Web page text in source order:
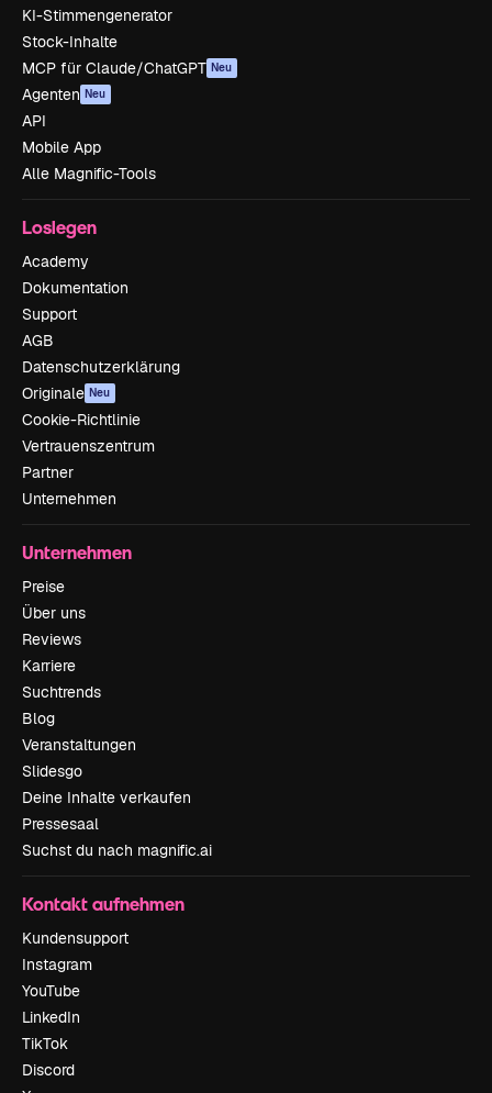
KI-Stimmengenerator
Stock-Inhalte
MCP für Claude/ChatGPT Neu
Agenten Neu
API
Mobile App
Alle Magnific-Tools
Loslegen
Academy
Dokumentation
Support
AGB
Datenschutzerklärung
Originale Neu
Cookie-Richtlinie
Vertrauenszentrum
Partner
Unternehmen
Unternehmen
Preise
Über uns
Reviews
Karriere
Suchtrends
Blog
Veranstaltungen
Slidesgo
Deine Inhalte verkaufen
Pressesaal
Suchst du nach magnific.ai
Kontakt aufnehmen
Kundensupport
Instagram
YouTube
LinkedIn
TikTok
Discord